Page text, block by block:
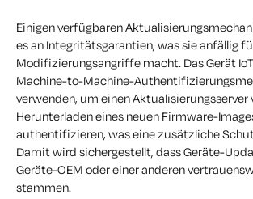
Einigen verfügbaren
es an Integritätsgarantien, was sie anfällig
Modifizierungsangriffe macht. Das Gerät
Machine-to-Machine-
verwenden, um einen Aktualisierungsserver
Herunterladen eines neuen Firmware-
authentifizieren, was eine zusätzliche
Damit wird sichergestellt, dass Geräte-
Geräte-OEM oder einer anderen
stammen.